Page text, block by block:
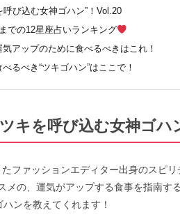
び込む女神ゴハン”！Vol.20
での12星座占いランキング
アップのために食べるべきはこれ！
るべき“ツキゴハン”はここで！
キを呼び込む女神ゴハ
ファッションエディター出身のスピ
メの、運気がアップする食事を指南す
ンを教えてくれます！